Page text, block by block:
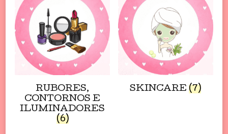
RUBORES,
CONTORNOS E
ILUMINADORES
(6)
SKINCARE (7)